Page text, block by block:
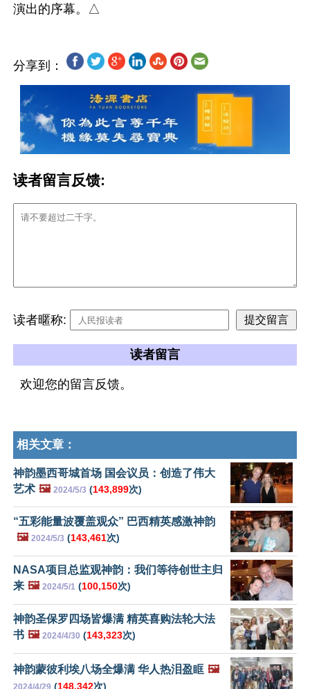
分享到：
读者留言反馈:
读者暱称:
读者留言
欢迎您的留言反馈。
相关文章：
神韵墨西哥城首场 国会议员：创造了伟大
艺术 🖼️ 2024/5/3 (143,899次)
“五彩能量波覆盖观众” 巴西精英感激神韵
🖼️ 2024/5/3 (143,461次)
NASA项目总监观神韵：我们等待创世主归
来 🖼️ 2024/5/1 (100,150次)
神韵圣保罗四场皆爆满 精英喜购法轮大法
书 🖼️ 2024/4/30 (143,323次)
神韵蒙彼利埃八场全爆满 华人热泪盈眶 🖼️
(148,342次)